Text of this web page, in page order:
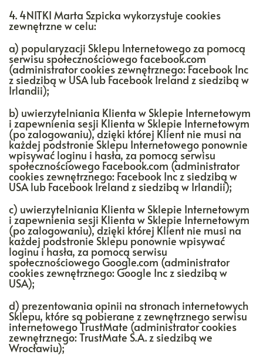
4. 4NITKI Marta Szpicka wykorzystuje cookies
zewnętrzne w celu:
a) popularyzacji Sklepu Internetowego za pomocą
serwisu społecznościowego facebook.com
(administrator cookies zewnętrznego: Facebook Inc
z siedzibą w USA lub Facebook Ireland z siedzibą w
Irlandii);
b) uwierzytelniania Klienta w Sklepie Internetowym
i zapewnienia sesji Klienta w Sklepie Internetowym
(po zalogowaniu), dzięki której Klient nie musi na
każdej podstronie Sklepu Internetowego ponownie
wpisywać loginu i hasła, za pomocą serwisu
społecznościowego Facebook.com (administrator
cookies zewnętrznego: Facebook Inc z siedzibą w
USA lub Facebook Ireland z siedzibą w Irlandii);
c) uwierzytelniania Klienta w Sklepie Internetowym
i zapewnienia sesji Klienta w Sklepie Internetowym
(po zalogowaniu), dzięki której Klient nie musi na
każdej podstronie Sklepu ponownie wpisywać
loginu i hasła, za pomocą serwisu
społecznościowego Google.com (administrator
cookies zewnętrznego: Google Inc z siedzibą w
USA);
d) prezentowania opinii na stronach internetowych
Sklepu, które są pobierane z zewnętrznego serwisu
internetowego TrustMate (administrator cookies
zewnętrznego: TrustMate S.A. z siedzibą we
Wrocławiu);